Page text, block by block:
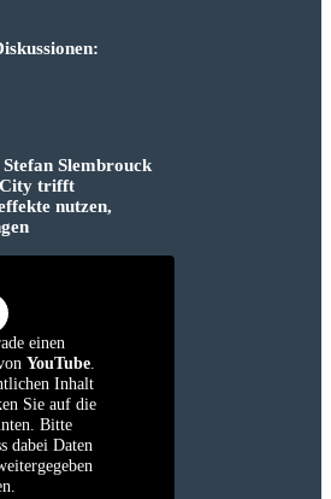
Slembrouck
trifft
nutzen,
einen
YouTube.
Inhalt
Sie auf die
Bitte
dabei Daten